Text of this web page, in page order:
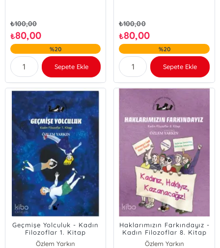
₺100,00
₺80,00
%20
Sepete Ekle
₺100,00
₺80,00
%20
Sepete Ekle
Geçmişe Yolculuk - Kadın
Filozoflar 1. Kitap
Özlem Yarkın
Haklarımızın Farkındayız -
Kadın Filozoflar 8. Kitap
Özlem Yarkın